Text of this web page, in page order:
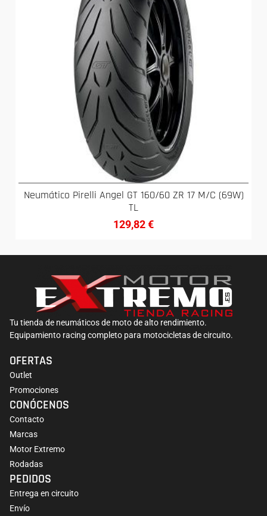
Neumático Pirelli Angel GT 160/60 ZR 17 M/C (69W)
TL
129,82€
Tu tienda de neumáticos de moto de alto rendimiento.
Equipamiento racing completo para motocicletas de circuito.
OFERTAS
Outlet
Promociones
CONÓCENOS
Contacto
Marcas
Motor Extremo
Rodadas
PEDIDOS
Entrega en circuito
Envío